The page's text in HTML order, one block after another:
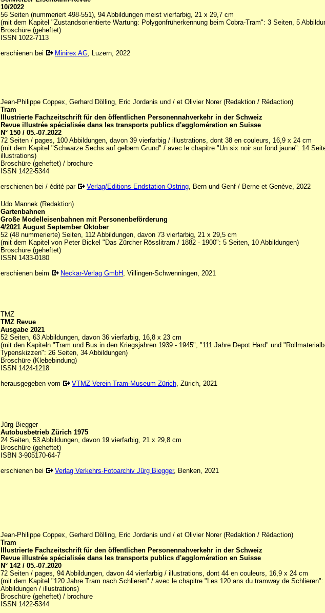
10/2022
56 Seiten (nummeriert 498-551), 94 Abbildungen meist vierfarbig, 21 x 29,7 cm
(mit dem Kapitel "Zustandsorientierte Wartung: Polygonfrüherkennung beim Cobra-Tram": 3 Seiten, 5
Broschüre (geheftet)
ISSN 1022-7113
erschienen bei
Minirex AG, Luzern, 2022
Jean-Philippe Coppex, Gerhard Dölling, Eric Jordanis und / et Olivier Norer (Redaktion / Rédaction)
Tram
Illustrierte Fachzeitschrift für den öffentlichen Personennahverkehr in der Schweiz
Revue illustrée spécialisée dans les transports publics d'agglomération en Suisse
N° 150 / 05.-07.2022
72 Seiten / pages, 100 Abbildungen, davon 39 vierfarbig / illustrations, dont 38 en couleurs, 16,9 x 24 cm
(mit dem Kapitel "Schwarze Sechs auf gelbem Grund" / avec le chapitre "Un six noir sur fond jaune": 14
illustrations)
Broschüre (geheftet) / brochure
ISSN 1422-5344
erschienen bei / édité par
Verlag/Editions Endstation Ostring, Bern und Genf / Berne et Genève, 2022
Udo Mannek (Redaktion)
Gartenbahnen
Große Modelleisenbahnen mit Personenbeförderung
4/2021 August September Oktober
52 (48 nummerierte) Seiten, 112 Abbildungen, davon 73 vierfarbig, 21 x 29,5 cm
(mit dem Kapitel von Peter Bickel "Das Zürcher Rösslitram / 1882 - 1900": 5 Seiten, 10 Abbildungen)
Broschüre (geheftet)
ISSN 1433-0180
erschienen beim
Neckar-Verlag GmbH, Villingen-Schwenningen, 2021
TMZ
TMZ Revue
Ausgabe 2021
52 Seiten, 63 Abbildungen, davon 36 vierfarbig, 16,8 x 23 cm
(mit den Kapiteln "Tram und Bus in den Kriegsjahren 1939 - 1945", "111 Jahre Depot Hard" und
Typenskizzen": 26 Seiten, 34 Abbildungen)
Broschüre (Klebebindung)
ISSN 1424-1218
herausgegeben vom
VTMZ Verein Tram-Museum Zürich, Zürich, 2021
Jürg Biegger
Autobusbetrieb Zürich 1975
24 Seiten, 53 Abbildungen, davon 19 vierfarbig, 21 x 29,8 cm
Broschüre (geheftet)
ISBN 3-905170-64-7
erschienen bei
Verlag Verkehrs-Fotoarchiv Jürg Biegger, Benken, 2021
Jean-Philippe Coppex, Gerhard Dölling, Eric Jordanis und / et Olivier Norer (Redaktion / Rédaction)
Tram
Illustrierte Fachzeitschrift für den öffentlichen Personennahverkehr in der Schweiz
Revue illustrée spécialisée dans les transports publics d'agglomération en Suisse
N° 142 / 05.-07.2020
72 Seiten / pages, 94 Abbildungen, davon 44 vierfarbig / illustrations, dont 44 en couleurs, 16,9 x 24 cm
(mit dem Kapitel "120 Jahre Tram nach Schlieren" / avec le chapitre "Les 120 ans du tramway de
Abbildungen / illustrations)
Broschüre (geheftet) / brochure
ISSN 1422-5344